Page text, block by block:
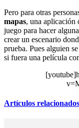
Pero para otras
mapas, una aplicación
juego para hacer
crear un escenario
prueba. Pues alguien
si fuera una película
Artículos relacionados